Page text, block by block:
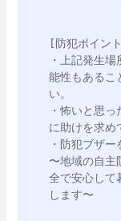
[防犯ポイン
・上記発生
能性もあるこ
い。
・怖いと思
に助けを求め
・防犯ブザー
〜地域の自主
全で安心して
します〜